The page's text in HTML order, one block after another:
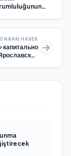
HABER
капитально